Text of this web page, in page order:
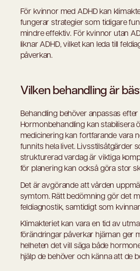
För kvinnor med ADHD kan
fungerar strategier som tidigare
mindre effektiv. För kvinnor utan
liknar ADHD, vilket kan leda till
påverkan.
Vilken behandling är
Behandling behöver anpassas
Hormonbehandling kan stabilisera
medicinering kan fortfarande vara
funnits hela livet. Livsstilsåtgärder
strukturerad vardag är viktiga
för planering kan också göra stor
Det är avgörande att vården
symtom. Rätt bedömning gör det
feldiagnostik, samtidigt som
Klimakteriet kan vara en tid av
förändringar påverkar hjärnan ger
helheten det vill säga både
hjälp de behöver och känna att de